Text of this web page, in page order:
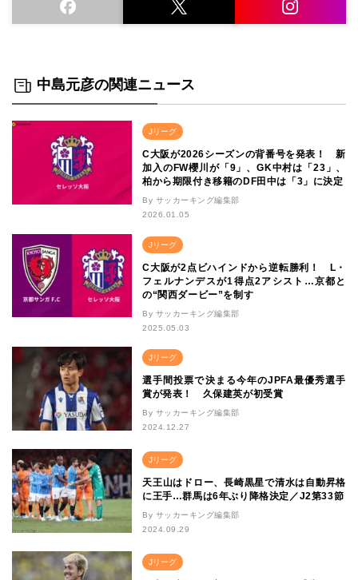
中島元彦の関連ニュース
Jリーグ
C大阪が2026シーズンの背番号を発表！ 新
加入のFW櫻川が「9」、GK中村は「23」、
柏から期限付き移籍のDF田中は「3」に決定
By サッカーキング編集部
2026.01.05
Jリーグ
C大阪が2点ビハインドから逆転勝利！ L・
フェルナンデスが1得点2アシスト…京都と
の“関西ダービー”を制す
By サッカーキング編集部
2025.05.03
Jリーグ
選手間投票で決まる今年のJPFA最優秀選手
賞が発表！ 久保建英が初受賞
By サッカーキング編集部
2024.12.27
Jリーグ
天王山はドロー、長崎黒星で清水は自動昇格
に王手…群馬は6年ぶり降格決定／J2第33節
By サッカーキング編集部
2024.09.29
Jリーグ